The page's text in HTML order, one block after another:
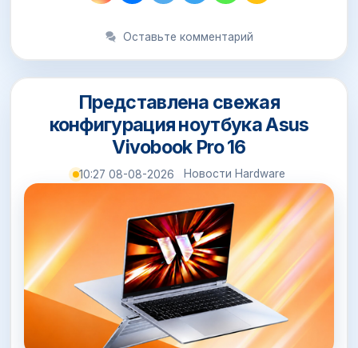
Оставьте комментарий
Представлена свежая
конфигурация ноутбука Asus
Vivobook Pro 16
10:27 08-08-2026 Новости Hardware